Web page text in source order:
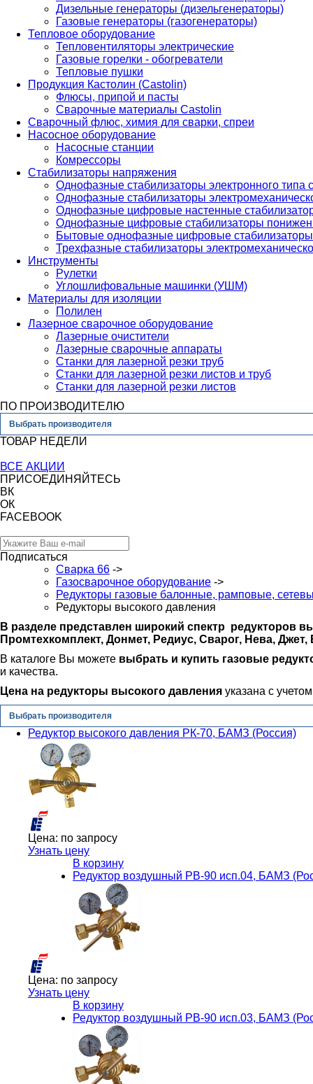
Дизельные генераторы (дизельгенераторы)
Газовые генераторы (газогенераторы)
Тепловое оборудование
Тепловентиляторы электрические
Газовые горелки - обогреватели
Тепловые пушки
Продукция Кастолин (Castolin)
Флюсы, припой и пасты
Сварочные материалы Castolin
Сварочный флюс, химия для сварки, спреи
Насосное оборудование
Насосные станции
Комрессоры
Стабилизаторы напряжения
Однофазные стабилизаторы электронного
Однофазные стабилизаторы
Однофазные цифровые настенные
Однофазные цифровые стабилизаторы
Бытовые однофазные цифровые стабилизаторы
Трехфазные стабилизаторы
Инструменты
Рулетки
Углошлифовальные машинки (УШМ)
Материалы для изоляции
Полилен
Лазерное сварочное оборудование
Лазерные очистители
Лазерные сварочные аппараты
Станки для лазерной резки труб
Станки для лазерной резки листов и труб
Станки для лазерной резки листов
ПО ПРОИЗВОДИТЕЛЮ
Выбрать производителя
ТОВАР НЕДЕЛИ
ВСЕ АКЦИИ
ПРИСОЕДИНЯЙТЕСЬ
ВК
ОК
FACEBOOK
Подписаться
Сварка 66 ->
Газосварочное оборудование ->
Редукторы газовые балонные, рамповые,
Редукторы высокого давления
В разделе представлен широкий спектр редукторов
Промтехкомплект, Донмет, Редиус, Сварог, Нева,
В каталоге Вы можете выбрать и купить газовые
и качества.
Цена на редукторы высокого давления указана с
Выбрать производителя
Редуктор высокого давления РК-70, БАМЗ (Россия)
Цена: по запросу
Узнать цену
В корзину
Редуктор воздушный РВ-90 исп.04, БАМЗ
Цена: по запросу
Узнать цену
В корзину
Редуктор воздушный РВ-90 исп.03, БАМЗ